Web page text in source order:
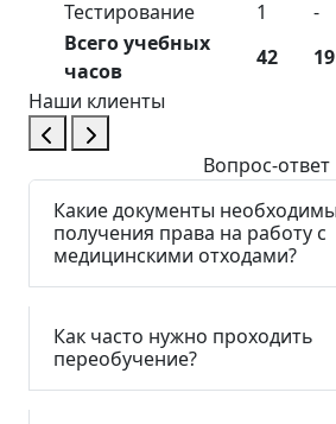
Тестирование 1 -
Всего учебных
часов
42 19
Наши клиенты
Вопрос-ответ
Какие документы
получения права на работу с
медицинскими отходами?
Как часто нужно проходить
переобучение?